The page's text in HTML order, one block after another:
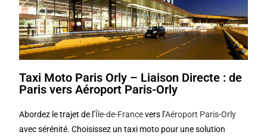
Taxi Moto Paris Orly – Liaison Directe : de
Paris vers Aéroport Paris-Orly
Abordez le trajet de l’Île-de-Francevers l’Aéroport Paris-Orly
avec sérénité. Choisissez un taxi moto pour une solution